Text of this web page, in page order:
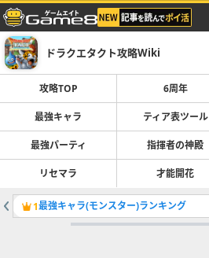
ドラクエタクト攻略Wiki
攻略TOP 6周年
最強キャラ ティア表ツール
最強パーティ 指揮者の神殿
リセマラ 才能開花
1最強キャラ(モンスター)ランキング